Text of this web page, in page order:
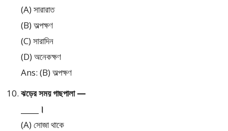
(A) সারারাত
(B) অল্পক্ষণ
(C) সারাদিন
(D) অনেকক্ষণ
Ans: (B) অল্পক্ষণ
ঝড়ের সময় গাছপালা —
_____।
(A) সোজা থাকে